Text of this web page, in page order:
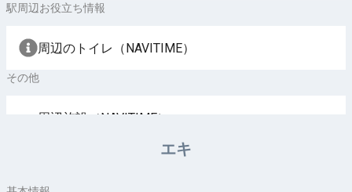
駅周辺お役立ち情報
周辺のトイレ（NAVITIME）
その他
周辺施設（NAVITIME）
エキ